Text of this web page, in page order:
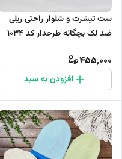
ست تیشرت و شلوار راحتی ریلی
ضد لک بچگانه طرحدار کد 1034
455,000
افزودن به سبد